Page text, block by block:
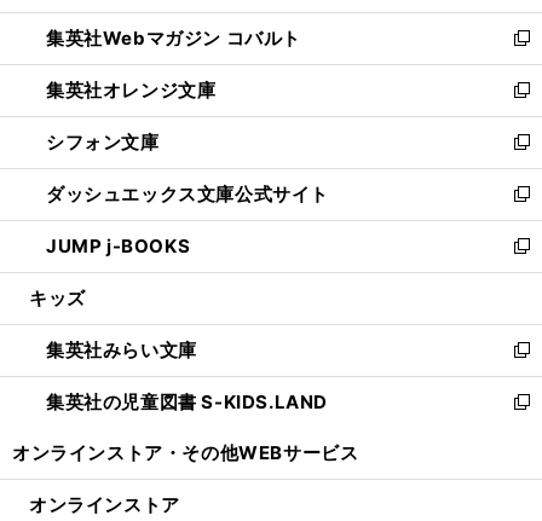
開
く
ウ
で
開
く
ン
ド
ウ
で
開
く
ウ
ィ
ン
ド
ウ
で
開
く
集英社Webマガジン コバルト
新
し
い
ウ
ィ
ン
ド
ウ
で
開
集英社オレンジ文庫
新
し
い
ウ
ィ
ン
ド
ウ
開
く
シフォン文庫
新
し
い
ウ
ィ
ン
ウ
で
開
く
ダッシュエックス文庫公式サイト
新
し
い
ウ
ン
ド
ウ
で
JUMP j-BOOKS
新
し
ウ
ィ
ン
ド
開
キッズ
集英社みらい文庫
新
し
い
ン
集英社の児童図書 S-KIDS.LAND
新
ウ
オンラインストア・ その他WEBサービス
オンラインストア